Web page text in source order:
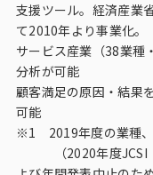
支援ツール。経済産業
て2010年より事業化。
サービス産業（38業種
分析が可能
顧客満足の原因・結果
可能
※1 2019年度の業種
（2020年度JCSI（